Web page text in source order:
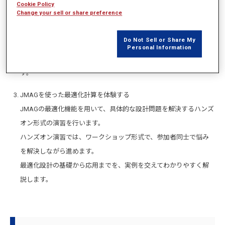
す。
実際の設計現場におけるデータ駆動型設計の事例を知る
JMAGユーザ会講演事例を中心に企業での最適化技術の活用事例を
紹介し、最適化がどのように設計を革新しているのかを学びま
す。
JMAGを使った最適化計算を体験する
JMAGの最適化機能を用いて、具体的な設計問題を解決するハンズ
オン形式の演習を行います。
ハンズオン演習では、ワークショップ形式で、参加者同士で悩み
を解決しながら進めます。
最適化設計の基礎から応用までを、実例を交えてわかりやすく解
説します。
Cookie Policy
Change your sell or share preference
Do Not Sell or Share My
Personal Information